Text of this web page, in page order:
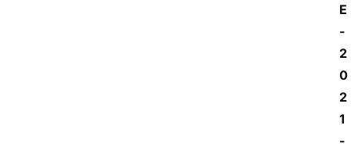
E
-
2
0
2
1
-